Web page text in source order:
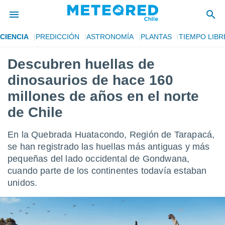
de
por
la
que se
calidad.
las
forma
digital
basada
CIENCIA PREDICCIÓN ASTRONOMÍA PLANTAS TIEMPO
Descubren huellas de
dinosaurios de hace 160
millones de años en el norte
de Chile
En la Quebrada Huatacondo, Región de Tarapacá,
se han registrado las huellas más antiguas y más
pequeñas del lado occidental de Gondwana,
cuando parte de los continentes todavía estaban
unidos.